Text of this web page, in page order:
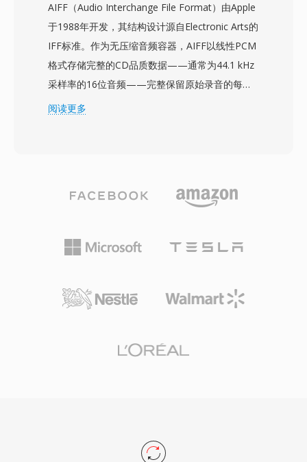
时在线音乐商店的青睐。编解码由 Windows 原生
处理,在任何 Windows 机器上播放无需第三方软
件。通过 FFmpeg 和 GStreamer 等库,跨平台支
持已有所改善,但在非微软设备上 WMA 的通用兼
容性仍不及 MP3 或 AAC。该格式仍出现在旧版媒
体库中,不过更新的编解码器已在很大程度上取代
AIFF（Audio Interchange File Format）由Apple
于1988年开发，其结构设计源自Electronic Arts的
IFF标准。作为无压缩音频容器，AIFF以线性PCM
格式存储完整的CD品质数据——通常为44.1 kHz
采样率的16位音频——完整保留原始录音的每一
个细节，不进行有损编码。该格式以块结构组织内
MP3或AAC不同，反复保存不会降低信号质量。
Logic Pro和GarageBand，AIFF在这些软件中作
为原生工作格式使用。该容器支持多种采样率和最
辨率工作流需求。对于优先考虑无损完整性而非存
阅读更多